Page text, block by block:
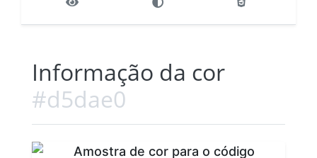
Informação da cor
#d5dae0